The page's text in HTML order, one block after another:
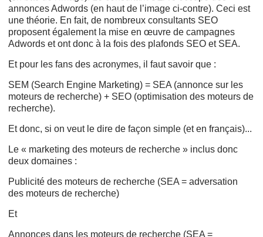
annonces Adwords (en haut de l’image ci-contre). Ceci est
une théorie. En fait, de nombreux consultants SEO
proposent également la mise en œuvre de campagnes
Adwords et ont donc à la fois des plafonds SEO et SEA.
Et pour les fans des acronymes, il faut savoir que :
SEM (Search Engine Marketing) = SEA (annonce sur les
moteurs de recherche) + SEO (optimisation des moteurs de
recherche).
Et donc, si on veut le dire de façon simple (et en français)...
Le « marketing des moteurs de recherche » inclus donc
deux domaines :
Publicité des moteurs de recherche (SEA = adversation
des moteurs de recherche)
Et
Annonces dans les moteurs de recherche (SEA =